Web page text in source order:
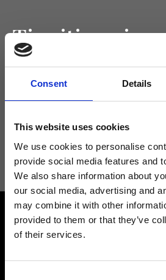
Consent Details
This website uses cookies
We use cookies to personalise
provide social media features and
We also share information about
our social media, advertising and
may combine it with other
provided to them or that they’ve
of their services.
Tieniti
Non perdere le novità di Ripani, iscriviti
informazioni consulta laPrivacy Policy.